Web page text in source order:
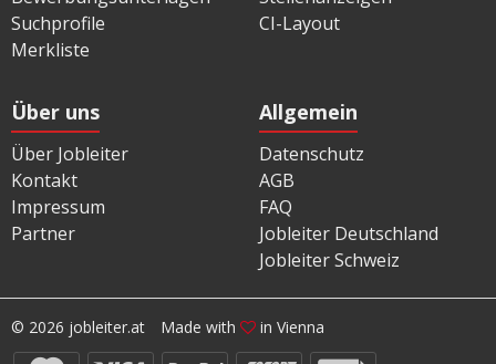
Suchprofile
Merkliste
CI-Layout
Über uns
Über Jobleiter
Kontakt
Impressum
Partner
Allgemein
Datenschutz
AGB
FAQ
Jobleiter Deutschland
Jobleiter Schweiz
© 2026 jobleiter.at Made with in Vienna